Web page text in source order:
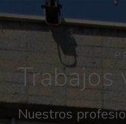
Trabajos
Nuestros